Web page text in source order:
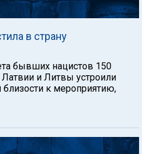
в страну
бывших нацистов 150
и Литвы устроили
близости к мероприятию,